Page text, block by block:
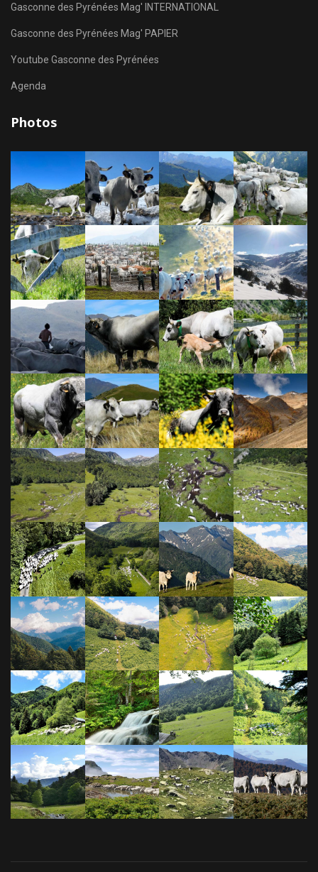
Gasconne des Pyrénées Mag' INTERNATIONAL
Gasconne des Pyrénées Mag' PAPIER
Youtube Gasconne des Pyrénées
Agenda
Photos